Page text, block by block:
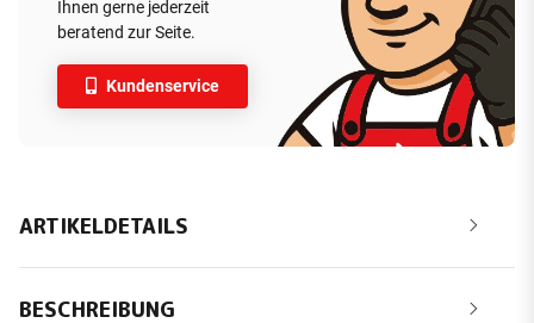
Ihnen gerne jederzeit
beratend zur Seite.
Kundenservice
ARTIKELDETAILS
BESCHREIBUNG